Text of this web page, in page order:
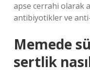
apse cerrahi olarak
antibiyotikler ve
Memede
sertlik